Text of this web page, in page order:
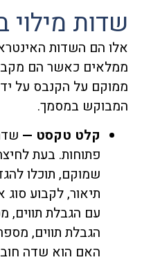
שדות מילוי
אלו הם השדות
ממלאים כאשר הם
ממוקם על הקנבס על
המבוקש במסמך.
קלט טקסט —
פתוחות. בעת
שמוקם, תוכלו
תיאור, לקבוע
עם הגבלת תווים,
הגבלת תווים,
האם הוא שדה